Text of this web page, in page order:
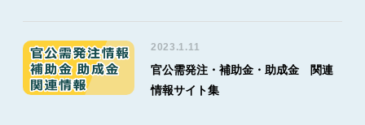
2023.1.11
官公需発注・補助金・助成金 関連
情報サイト集